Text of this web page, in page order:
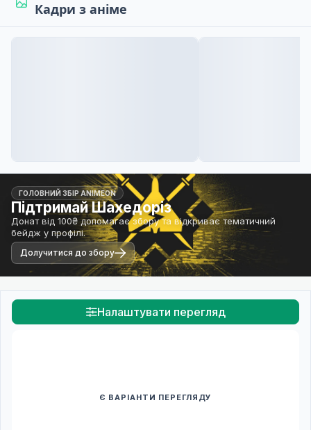
Кадри з аніме
ГОЛОВНИЙ ЗБІР ANIMEON
Підтримай Шахедоріз
Донат від 100₴ допомагає збору та відкриває тематичний
бейдж у профілі.
Долучитися до збору
Налаштувати перегляд
Є ВАРІАНТИ ПЕРЕГЛЯДУ